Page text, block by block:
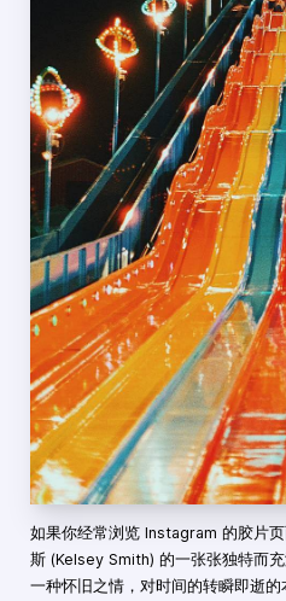
如果你经常浏览 Instagram 的胶片
斯 (Kelsey Smith) 的一张张独特而
一种怀旧之情，对时间的转瞬即逝